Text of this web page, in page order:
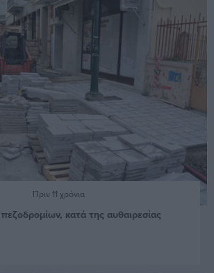
Πριν 11 χρόνια
κατά της αυθαιρεσίας